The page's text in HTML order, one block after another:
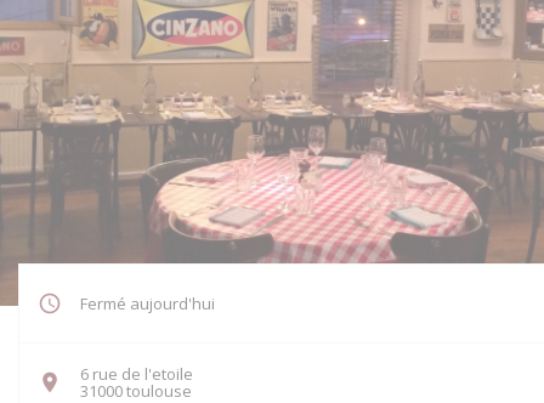
Fermé aujourd'hui
6 rue de l'etoile
31000 toulouse